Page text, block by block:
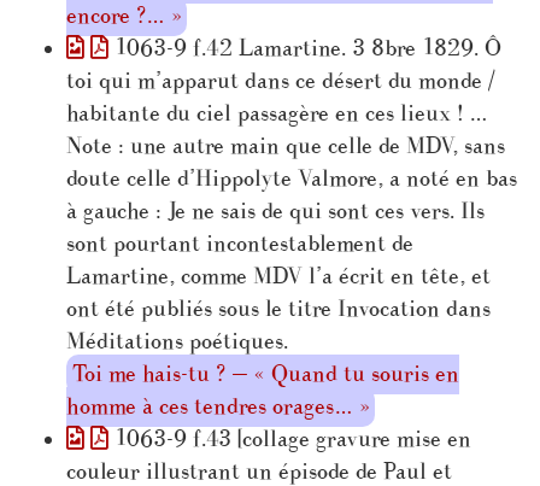
encore ?… »
1063-9 f.42 Lamartine. 3 8bre 1829. Ô
toi qui m’apparut dans ce désert du monde /
habitante du ciel passagère en ces lieux ! …
Note : une autre main que celle de MDV, sans
doute celle d’Hippolyte Valmore, a noté en bas
à gauche : Je ne sais de qui sont ces vers. Ils
sont pourtant incontestablement de
Lamartine, comme MDV l’a écrit en tête, et
ont été publiés sous le titre Invocation dans
Méditations poétiques.
Toi me hais-tu ? — « Quand tu souris en
homme à ces tendres orages… »
1063-9 f.43 [collage gravure mise en
couleur illustrant un épisode de Paul et